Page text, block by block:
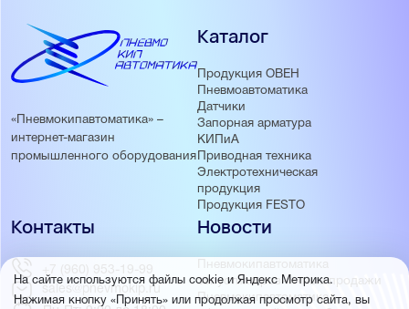
«Пневмокипавтоматика» –
интернет-магазин
промышленного оборудования
Каталог
Продукция ОВЕН
Пневмоавтоматика
Датчики
Запорная арматура
КИПиА
Приводная техника
Электротехническая
продукция
Продукция FESTO
Новости
Пневмокипавтоматика
запустила розничные продажи
Пневмокипавтоматика –
Контакты
+7 (960) 953-19-99
sales@pnevmokip.ru
На сайте используются файлы cookie и Яндекс Метрика.
Нажимая кнопку «Принять» или продолжая просмотр сайта, вы